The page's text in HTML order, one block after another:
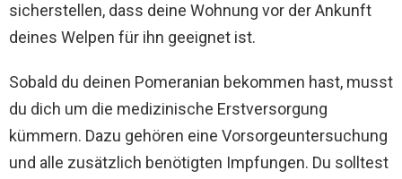
sicherstellen, dass deine Wohnung vor der Ankunft
deines Welpen für ihn geeignet ist.
Sobald du deinen Pomeranian bekommen hast, musst
du dich um die medizinische Erstversorgung
kümmern. Dazu gehören eine Vorsorgeuntersuchung
und alle zusätzlich benötigten Impfungen. Du solltest